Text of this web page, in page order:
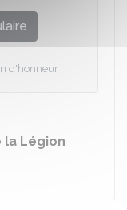
d'honneur
la Légion